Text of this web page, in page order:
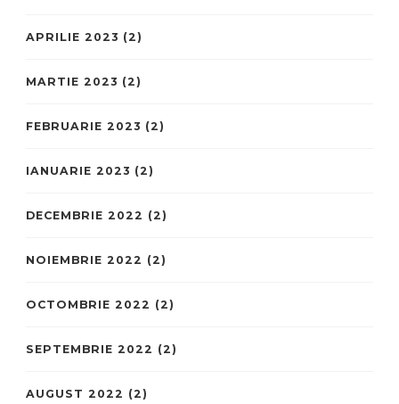
APRILIE 2023 (2)
MARTIE 2023 (2)
FEBRUARIE 2023 (2)
IANUARIE 2023 (2)
DECEMBRIE 2022 (2)
NOIEMBRIE 2022 (2)
OCTOMBRIE 2022 (2)
SEPTEMBRIE 2022 (2)
AUGUST 2022 (2)